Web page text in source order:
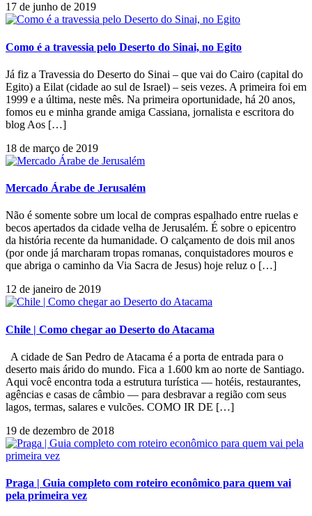
17 de junho de 2019
Como é a travessia pelo Deserto do Sinai, no Egito
Já fiz a Travessia do Deserto do Sinai – que vai do Cairo (capital do
Egito) a Eilat (cidade ao sul de Israel) – seis vezes. A primeira foi em
1999 e a última, neste mês. Na primeira oportunidade, há 20 anos,
fomos eu e minha grande amiga Cassiana, jornalista e escritora do
blog Aos […]
18 de março de 2019
Mercado Árabe de Jerusalém
Não é somente sobre um local de compras espalhado entre ruelas e
becos apertados da cidade velha de Jerusalém. É sobre o epicentro
da história recente da humanidade. O calçamento de dois mil anos
(por onde já marcharam tropas romanas, conquistadores mouros e
que abriga o caminho da Via Sacra de Jesus) hoje reluz o […]
12 de janeiro de 2019
Chile | Como chegar ao Deserto do Atacama
A cidade de San Pedro de Atacama é a porta de entrada para o
deserto mais árido do mundo. Fica a 1.600 km ao norte de Santiago.
Aqui você encontra toda a estrutura turística — hotéis, restaurantes,
agências e casas de câmbio — para desbravar a região com seus
lagos, termas, salares e vulcões. COMO IR DE […]
19 de dezembro de 2018
Praga | Guia completo com roteiro econômico para quem vai
pela primeira vez